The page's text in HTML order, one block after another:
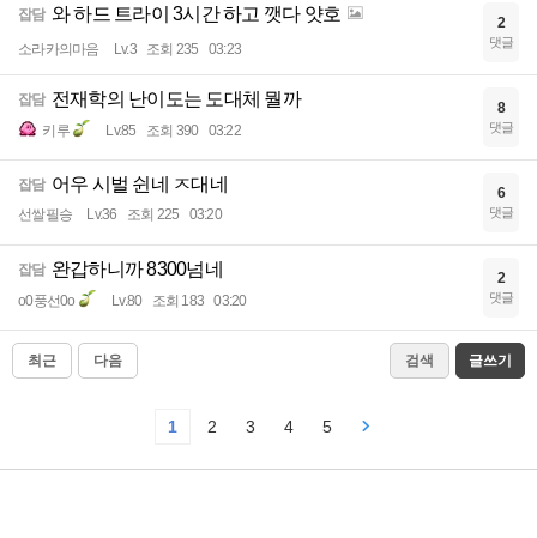
잡담 와 하드 트라이 3시간 하고 깻다 얏호
소라카의마음 Lv.3 조회 235 03:23
2
댓글
잡담 전재학의 난이도는 도대체 뭘까
키루 Lv.85 조회 390 03:22
8
댓글
잡담 어우 시벌 쉰네 ㅈ대네
선쌀필승 Lv.36 조회 225 03:20
6
댓글
잡담 완갑하니까 8300넘네
o0풍선0o Lv.80 조회 183 03:20
2
댓글
최근 다음 검색 글쓰기
1 2 3 4 5